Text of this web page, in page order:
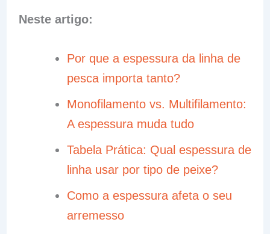
Neste artigo:
Por que a espessura da linha de
pesca importa tanto?
Monofilamento vs. Multifilamento:
A espessura muda tudo
Tabela Prática: Qual espessura de
linha usar por tipo de peixe?
Como a espessura afeta o seu
arremesso